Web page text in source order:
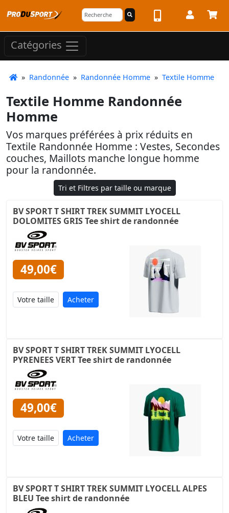
Catégories
» Randonnée » Randonnée Homme » Textile Homme
Textile Homme Randonnée
Homme
Vos marques préférées à prix réduits en
Textile Randonnée Homme : Vestes, Secondes
couches, Maillots manche longue homme
pour la randonnée.
Tri et Filtres par taille ou marque
BV SPORT T SHIRT TREK SUMMIT LYOCELL
DOLOMITES GRIS Tee shirt de randonnée
49,00€
Acheter
BV SPORT T SHIRT TREK SUMMIT LYOCELL
PYRENEES VERT Tee shirt de randonnée
49,00€
Acheter
BV SPORT T SHIRT TREK SUMMIT LYOCELL ALPES
BLEU Tee shirt de randonnée